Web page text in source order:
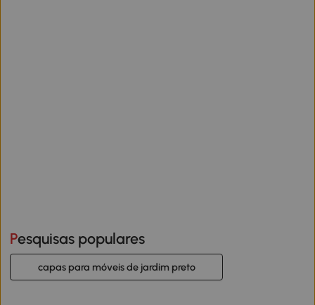
Pesquisas populares
capas para móveis de jardim preto